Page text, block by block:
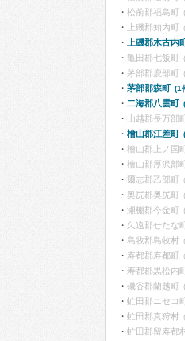
松前郡福島町
上磯郡知内町
上磯郡木古内
亀田郡七飯町
茅部郡鹿部町
茅部郡森町 (1
二海郡八雲町
山越郡長万部
檜山郡江差町
檜山郡上ノ国
檜山郡厚沢部
爾志郡乙部町
奥尻郡奥尻町
瀬棚郡今金町
久遠郡せたな
島牧郡島牧村
寿都郡寿都町
寿都郡黒松内
磯谷郡蘭越町
虻田郡ニセコ
虻田郡真狩村
虻田郡留寿都